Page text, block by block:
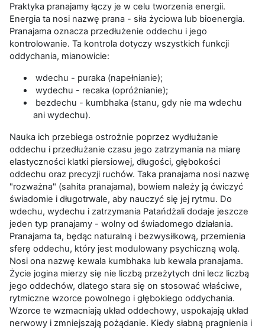
Praktyka pranajamy łączy je w celu tworzenia energii.
Energia ta nosi nazwę prana - siła życiowa lub bioenergia.
Pranajama oznacza przedłużenie oddechu i jego
kontrolowanie. Ta kontrola dotyczy wszystkich funkcji
oddychania, mianowicie:
wdechu - puraka (napełnianie);
wydechu - recaka (opróżnianie);
bezdechu - kumbhaka (stanu, gdy nie ma wdechu
ani wydechu).
Nauka ich przebiega ostrożnie poprzez wydłużanie
oddechu i przedłużanie czasu jego zatrzymania na miarę
elastyczności klatki piersiowej, długości, głębokości
oddechu oraz precyzji ruchów. Taka pranajama nosi nazwę
"rozważna" (sahita pranajama), bowiem należy ją ćwiczyć
świadomie i długotrwale, aby nauczyć się jej rytmu. Do
wdechu, wydechu i zatrzymania Patańdżali dodaje jeszcze
jeden typ pranajamy - wolny od świadomego działania.
Pranajama ta, będąc naturalną i bezwysiłkową, przemienia
sferę oddechu, który jest modulowany psychiczną wolą.
Nosi ona nazwę kewala kumbhaka lub kewala pranajama.
Życie jogina mierzy się nie liczbą przeżytych dni lecz liczbą
jego oddechów, dlatego stara się on stosować właściwe,
rytmiczne wzorce powolnego i głębokiego oddychania.
Wzorce te wzmacniają układ oddechowy, uspokajają układ
nerwowy i zmniejszają pożądanie. Kiedy słabną pragnienia i